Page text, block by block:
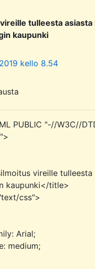
tulleesta asiasta
kaupunki
kello 8.54
PUBLIC "-//W3C//
kaupunki</title>